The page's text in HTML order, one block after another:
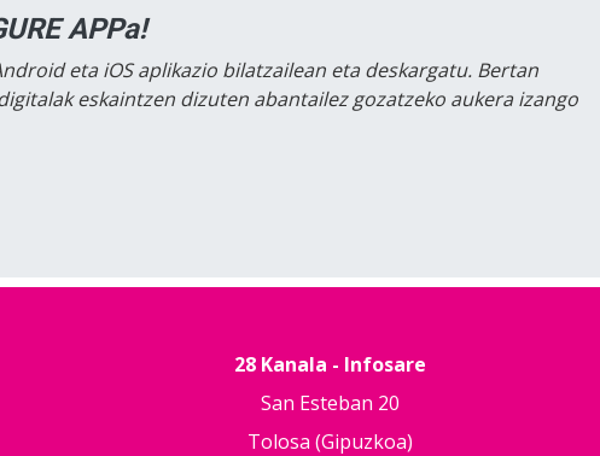
APPa!
eta iOS aplikazio bilatzailean eta deskargatu. Bertan
eskaintzen dizuten abantailez gozatzeko aukera izango
28 Kanala - Infosare
San Esteban 20
Tolosa (Gipuzkoa)